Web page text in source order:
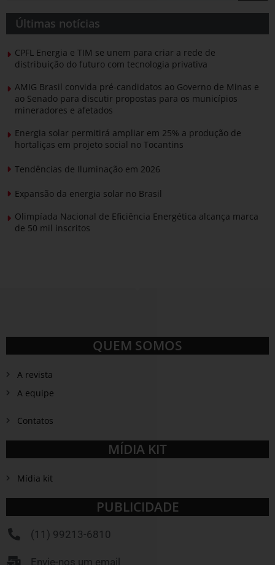
Últimas notícias
CPFL Energia e TIM se unem para criar a rede de
distribuição do futuro com tecnologia privativa
AMIG Brasil convida pré-candidatos ao Governo de Minas e
ao Senado para discutir propostas para os municípios
mineradores e afetados
Energia solar permitirá ampliar em 25% a produção de
hortaliças em projeto social no Tocantins
Tendências de Iluminação em 2026
Expansão da energia solar no Brasil
Olimpíada Nacional de Eficiência Energética alcança marca
de 50 mil inscritos
QUEM SOMOS
A revista
A equipe
Contatos
MÍDIA KIT
Mídia kit
PUBLICIDADE
(11) 99213-6810
Envie-nos um email